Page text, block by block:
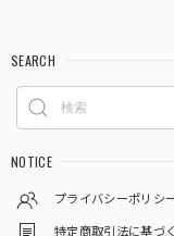
SEARCH
NOTICE
プライバシーポリシ
特定商取引法に基づ